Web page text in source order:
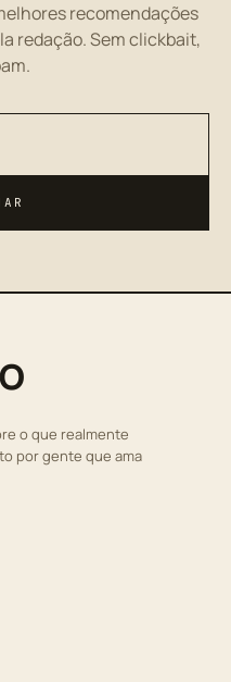
recomendações
redação. Sem clickbait,
o que realmente
por gente que ama